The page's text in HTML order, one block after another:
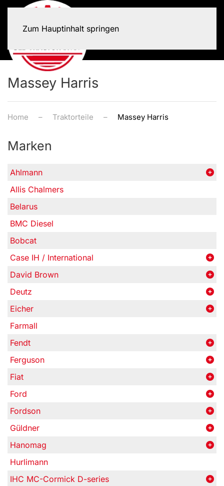
Zum Hauptinhalt springen
Massey Harris
Home Traktorteile Massey Harris
Marken
Ahlmann
Allis Chalmers
Belarus
BMC Diesel
Bobcat
Case IH / International
David Brown
Deutz
Eicher
Farmall
Fendt
Ferguson
Fiat
Ford
Fordson
Güldner
Hanomag
Hurlimann
IHC MC-Cormick D-series